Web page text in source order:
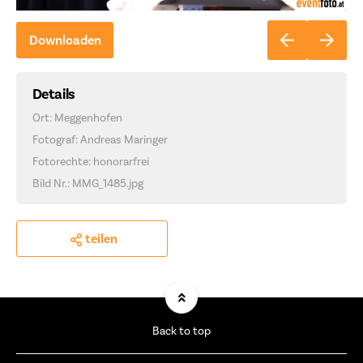
Downloaden
Details
Ort: Meggenhofen
Fotograf: Andreas Maringer
Fotorechte: honorarfrei
Bild Nr.: MMG_1485.jpg
teilen
Back to top